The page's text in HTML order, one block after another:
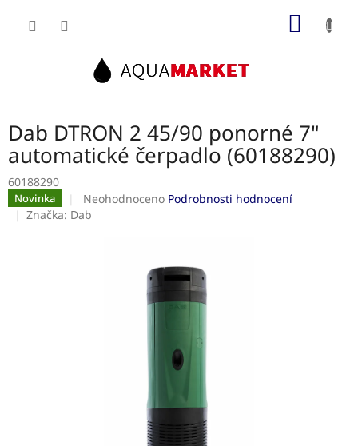
Dab DTRON 2 45/90 ponorné 7"
automatické čerpadlo (60188290)
60188290
Novinka
Průměrné
hodnocení
Neohodnoceno Podrobnosti hodnocení
Značka: Dab